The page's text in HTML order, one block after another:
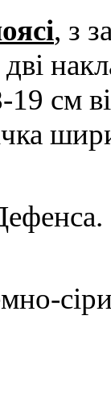
, з
19 см